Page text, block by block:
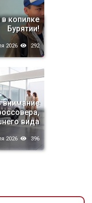
копилке
Бурятии!
2026 292
внимание
вида
2026 396